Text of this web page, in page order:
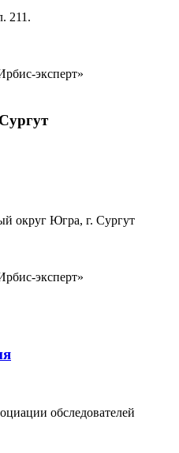
211.
эксперт»
округ Югра, г. Сургут
эксперт»
обследователей